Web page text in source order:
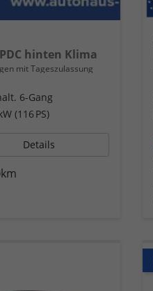
hinten Klima
mit Tageszulassung
6-Gang
(116 PS)
Details